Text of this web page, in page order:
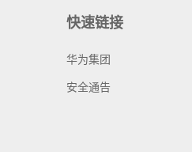
快速链接
华为集团
安全通告